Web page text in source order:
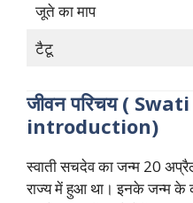
जूते का माप
टैटू
जीवन परिचय (
introduction)
स्वाती सचदेव का जन्म 20
राज्य में हुआ था। इनके जन्म के